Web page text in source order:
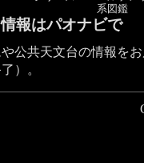
系図鑑
報はパオナビで
公共天文台の情報を
）。